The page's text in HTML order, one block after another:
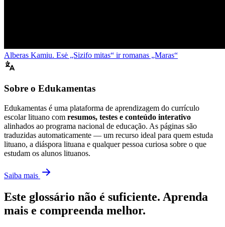
Alberas Kamiu. Esė „Sizifo mitas“ ir romanas „Maras“
Sobre o Edukamentas
Edukamentas é uma plataforma de aprendizagem do currículo
escolar lituano com resumos, testes e conteúdo interativo
alinhados ao programa nacional de educação. As páginas são
traduzidas automaticamente — um recurso ideal para quem estuda
lituano, a diáspora lituana e qualquer pessoa curiosa sobre o que
estudam os alunos lituanos.
Saiba mais
Este glossário não é suficiente. Aprenda
mais e compreenda melhor.